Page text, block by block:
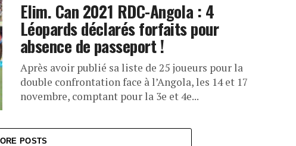
Elim. Can 2021 RDC-Angola : 4
Léopards déclarés forfaits pour
absence de passeport !
Après avoir publié sa liste de 25 joueurs pour la
double confrontation face à l’Angola, les 14 et 17
novembre, comptant pour la 3e et 4e...
POSTS